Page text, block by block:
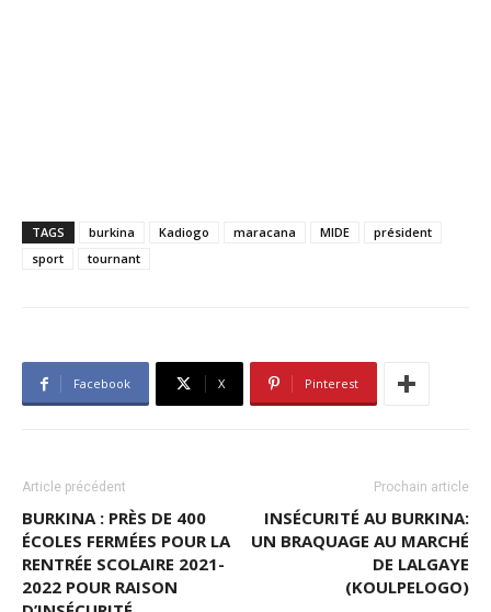
TAGS burkina Kadiogo maracana MIDE
président
sport
tournant
Facebook X Pinterest
Article précédent
BURKINA : PRÈS DE 400
ÉCOLES FERMÉES POUR LA
RENTRÉE SCOLAIRE 2021-
2022 POUR RAISON
Prochain article
INSÉCURITÉ AU BURKINA:
UN BRAQUAGE AU MARCHÉ
DE LALGAYE
(KOULPELOGO)